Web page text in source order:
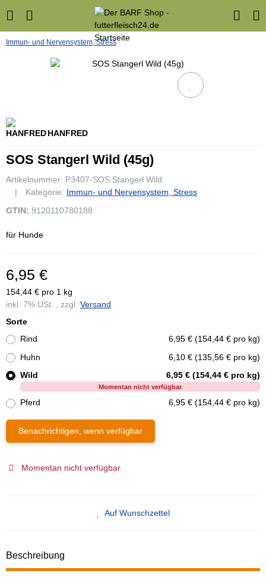
Immun- und Nervensystem, Stress
HANFRED
SOS Stangerl Wild (45g)
Artikelnummer: P3407-SOS Stangerl Wild
Kategorie: Immun- und Nervensystem, Stress
GTIN: 9120110780188
für Hunde
6,95 €
154,44 € pro 1 kg
inkl. 7% USt. , zzgl. Versand
Sorte
Rind
6,95 € (154,44 € pro kg)
Huhn
6,10 € (135,56 € pro kg)
Wild
6,95 € (154,44 € pro kg)
Momentan nicht verfügbar
Pferd 6,95 € (154,44 € pro kg)
Benachrichtigen, wenn verfügbar
Momentan nicht verfügbar
Auf Wunschzettel
Beschreibung